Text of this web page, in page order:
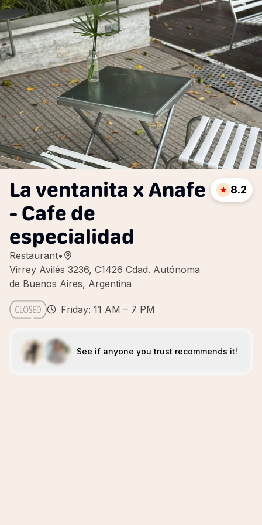
La ventanita x Anafe
- Cafe de
especialidad
Restaurant•
Virrey Avilés 3236, C1426 Cdad. Autónoma
de Buenos Aires, Argentina
8.2
Friday: 11 AM – 7 PM
See if anyone you trust recommends it!